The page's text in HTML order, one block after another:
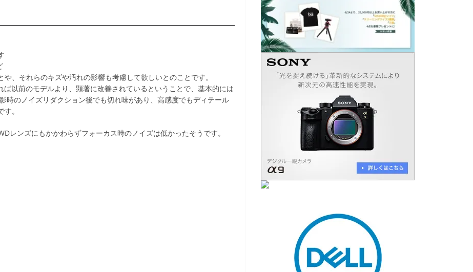
、それらのキズや汚れの影響も考慮して欲しいとのことです。
以前のモデルより、顕著に改善されているということで、基本的には
時のノイズリダクション後でも切れ味があり、高感度でもディテール
。
レンズにもかかわらずフォーカス時のノイズは低かったそうです。